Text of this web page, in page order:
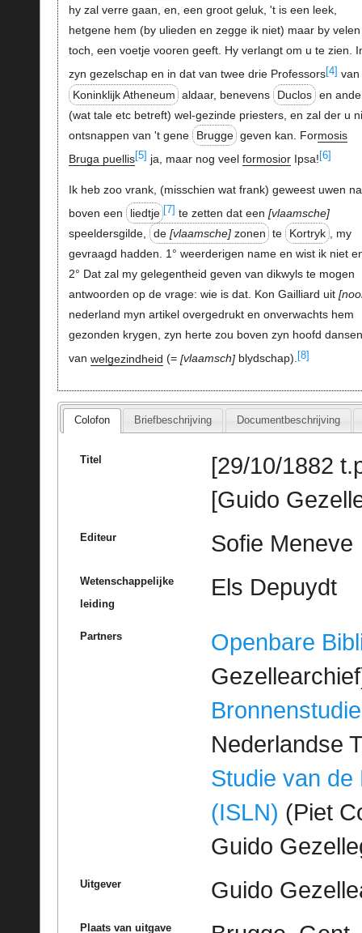
hy zal verre gaan, en, een groot geluk, 't is een leek,
hetgene hem (by ulieden en zegge ik niet) maar by velen
toch, een voetje vooren geeft. Hy verlangt om u te zien.
zyn gezelschap en in dat van twee drie Professors[4] van
Koninklijk Atheneum aldaar, benevens Duclos en
(wat tale etc betreft) wel-gezinde priesters, en zal der u
ontsnappen van 't gene
Brugge geven kan. Formosis
Bruga puellis[5] ja, maar nog veel formosiorIpsa! [6]
Ik heb zoo vrank, (misschien wat frank) geweest uwen
boven een
liedtje [7] te zetten dat een vlaamsche
speeldersgilde,
de vlaamsche zonen te Kortryk , my
gevraagd hadden. 1° weerderigen name en wist ik niet
2° Dat zal my gelegentheid geven van dikwyls te mogen
antwoorden op de vrage: wie is dat. Kon Gailliard uit
nederland myn artikel overgedrukt en onverwachts hem
gezonden krygen, zyn herte zou boven zyn hoofd dansen
van welgezindheid (= vlaamsch blydschap). [8]
Colofon Briefbeschrijving Documentbeschrijving
Titel
[29/10/1882
[Guido
Editeur Sofie Meneve
Wetenschappelijke
leiding
Els Depuydt
Partners
Openbare
Bronnenstudie
Nederlandse
Studie van de
(ISLN) (Piet
Guido
Uitgever Guido
Plaats van uitgave